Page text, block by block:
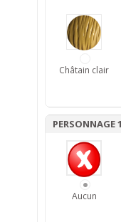
Châtain clair
PERSONNAGE
Aucun